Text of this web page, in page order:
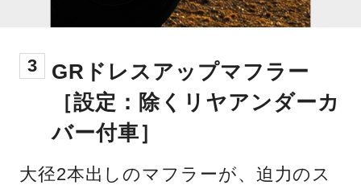
3
GRドレスアップマフラー
［設定：除くリヤアンダーカ
バー付車］
大径2本出しのマフラーが、迫力のス